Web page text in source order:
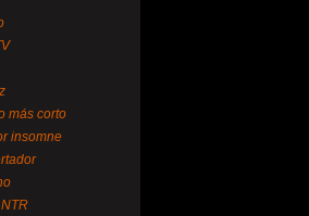
más corto
insomne